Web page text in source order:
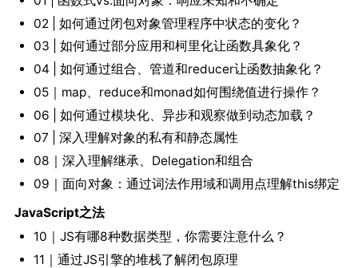
02 | 如何通过闭包对象管理程序中状态的变化？
03 | 如何通过部分应用和柯里化让函数具象化？
04 | 如何通过组合、管道和reducer让函数抽象化？
05｜map、reduce和monad如何围绕值进行操作？
06 | 如何通过模块化、异步和观察做到动态加载？
07 | 深入理解对象的私有和静态属性
08｜深入理解继承、Delegation和组合
09｜面向对象：通过词法作用域和调用点理解this绑定
JavaScript之法
10｜JS有哪8种数据类型，你需要注意什么？
11｜通过JS引擎的堆栈了解闭包原理